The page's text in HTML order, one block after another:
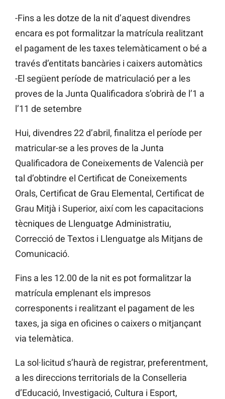
-Fins a les dotze de la nit d’aquest divendres
encara es pot formalitzar la matrícula realitzant
el pagament de les taxes telemàticament o bé a
través d’entitats bancàries i caixers automàtics
-El següent període de matriculació per a les
proves de la Junta Qualificadora s’obrirà de l’1 a
l’11 de setembre
Hui, divendres 22 d’abril, finalitza el període per
matricular-se a les proves de la Junta
Qualificadora de Coneixements de Valencià per
tal d’obtindre el Certificat de Coneixements
Orals, Certificat de Grau Elemental, Certificat de
Grau Mitjà i Superior, així com les capacitacions
tècniques de Llenguatge Administratiu,
Correcció de Textos i Llenguatge als Mitjans de
Comunicació.
Fins a les 12.00 de la nit es pot formalitzar la
matrícula emplenant els impresos
corresponents i realitzant el pagament de les
taxes, ja siga en oficines o caixers o mitjançant
via telemàtica.
La sol·licitud s’haurà de registrar, preferentment,
a les direccions territorials de la Conselleria
d’Educació, Investigació, Cultura i Esport,